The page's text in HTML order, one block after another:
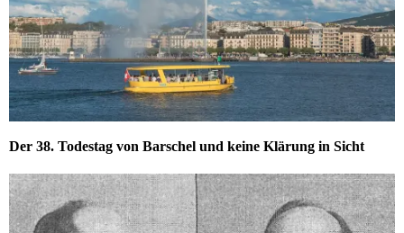
Der 38. Todestag von Barschel und keine Klärung in Sicht